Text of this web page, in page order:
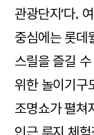
관광단지’다.
중심에는 롯데
스릴을 즐길
위한 놀이기구
조명쇼가 펼쳐